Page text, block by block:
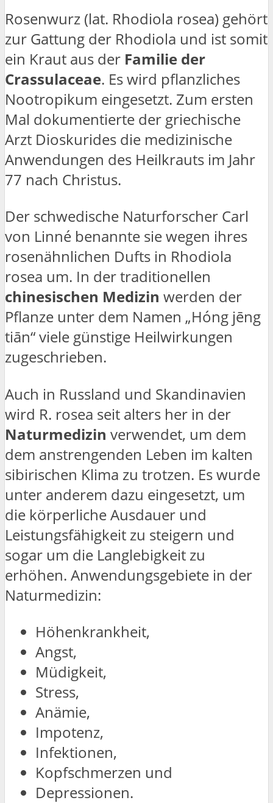
Rosenwurz (lat. Rhodiola rosea) gehört
zur Gattung der Rhodiola und ist somit
ein Kraut aus der Familie der
Crassulaceae. Es wird pflanzliches
Nootropikum eingesetzt. Zum ersten
Mal dokumentierte der griechische
Arzt Dioskurides die medizinische
Anwendungen des Heilkrauts im Jahr
77 nach Christus.
Der schwedische Naturforscher Carl
von Linné benannte sie wegen ihres
rosenähnlichen Dufts in Rhodiola
rosea um. In der traditionellen
chinesischen Medizin werden der
Pflanze unter dem Namen „Hóng jēng
tiān“ viele günstige Heilwirkungen
zugeschrieben.
Auch in Russland und Skandinavien
wird R. rosea seit alters her in der
Naturmedizin verwendet, um dem
dem anstrengenden Leben im kalten
sibirischen Klima zu trotzen. Es wurde
unter anderem dazu eingesetzt, um
die körperliche Ausdauer und
Leistungsfähigkeit zu steigern und
sogar um die Langlebigkeit zu
erhöhen. Anwendungsgebiete in der
Naturmedizin:
Höhenkrankheit,
Angst,
Müdigkeit,
Stress,
Anämie,
Impotenz,
Infektionen,
Kopfschmerzen und
Depressionen.